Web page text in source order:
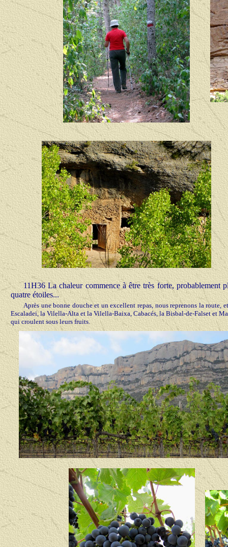
11H36 La chaleur commence à être très forte, probablement
quatre étoiles...
Après une bonne douche et un excellent repas, nous reprenons la
Escaladei, la Vilella-Alta et la Vilella-Baixa, Cabacés, la Bisbal-de-Falset et
qui croulent sous leurs fruits.